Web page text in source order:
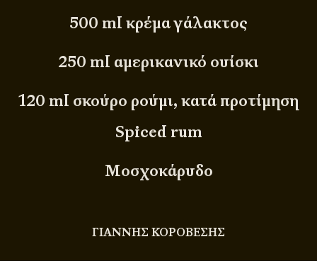
500 ml κρέμα γάλακτος
250 ml αμερικανικό ουίσκι
120 ml σκούρο ρούμι, κατά προτίμηση
Spiced rum
Μοσχοκάρυδο
ΓΙΑΝΝΗΣ ΚΟΡΟΒΕΣΗΣ